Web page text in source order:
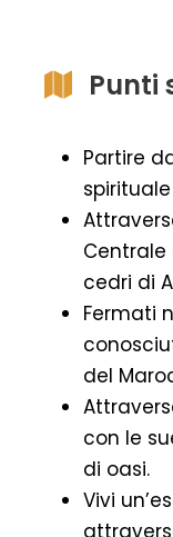
Punti
Partire
cedri di
Fermati
del
con le
di oasi.
Vivi